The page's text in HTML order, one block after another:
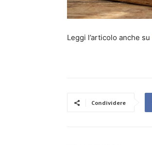
Leggi l’articolo anche su
Condividere